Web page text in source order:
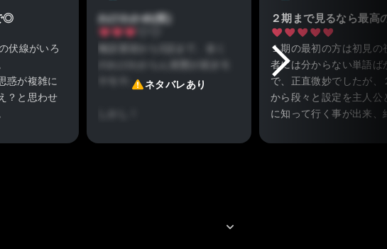
◎
伏線がいろ
惑が複雑に
？と思わせ
我慢を強い
わけわかめ(笑)
ヤモヤ。
4話には笑わせてもらいまし
ネタバレあり
１期の最初の方は初見の
者には分からない単語ば
で、正直微妙でしたが、
から段々と設定を主人公
に知って行く事が出来、
くようになりました。つ